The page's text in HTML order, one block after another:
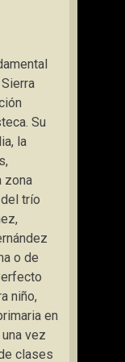
Su
la
zona
trío
o de
niño,
en
vez
clases